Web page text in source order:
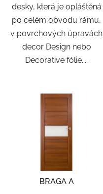
desky, která je opláštěná
po celém obvodu rámu,
v povrchových úpravách
decor Design nebo
Decorative fólie....
BRAGA A